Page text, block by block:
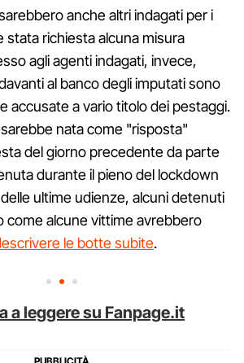
anche altri indagati per i
stata richiesta alcuna misura
agli agenti indagati, invece,
al banco degli imputati sono
accusate a vario titolo dei pestaggi.
nata come "risposta"
del giorno precedente da parte
durante il pieno del lockdown
ultime udienze, alcuni detenuti
come alcune vittime avrebbero
le botte subite.
a leggere su Fanpage.it